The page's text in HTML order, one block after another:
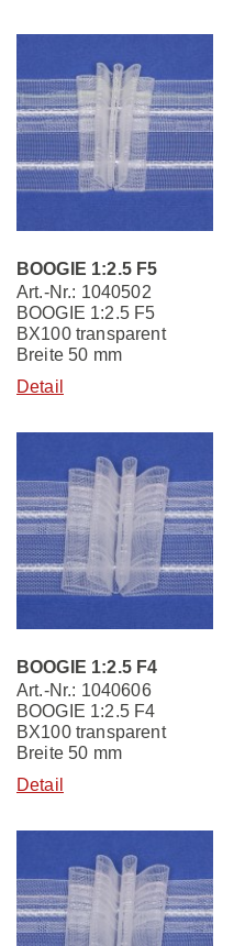
BOOGIE 1:2.5 F5
Art.-Nr.: 1040502
BOOGIE 1:2.5 F5
BX100 transparent
Breite 50 mm
Detail
BOOGIE 1:2.5 F4
Art.-Nr.: 1040606
BOOGIE 1:2.5 F4
BX100 transparent
Breite 50 mm
Detail